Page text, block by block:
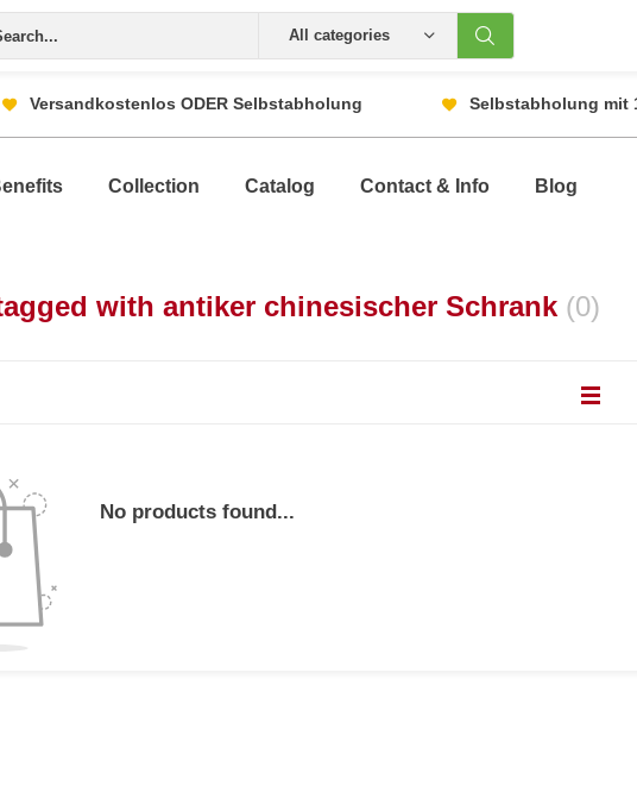
All categories
Versandkostenlos ODER Selbstabholung Selbstabholung mit
Collection Catalog Contact & Info Blog
with antiker chinesischer Schrank (0)
No products found...